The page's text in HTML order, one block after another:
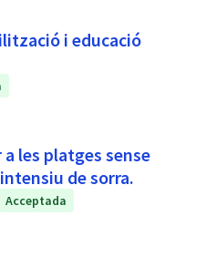
i educació
les platges sense
de sorra.
Acceptada